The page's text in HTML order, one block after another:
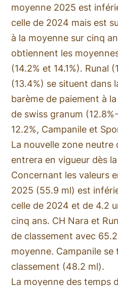
moyenne 2025 est
celle de 2024 mais est
à la moyenne sur cinq
obtiennent les
(14.2% et 14.1%). Runal
(13.4%) se situent dans
barème de paiement à
de swiss granum
12.2%, Campanile et
La nouvelle zone neutre
entrera en vigueur dès
Concernant les valeurs
2025 (55.9 ml) est
celle de 2024 et de 4.2
cinq ans. CH Nara et
de classement avec
moyenne. Campanile
classement (48.2 ml).
La moyenne des temps